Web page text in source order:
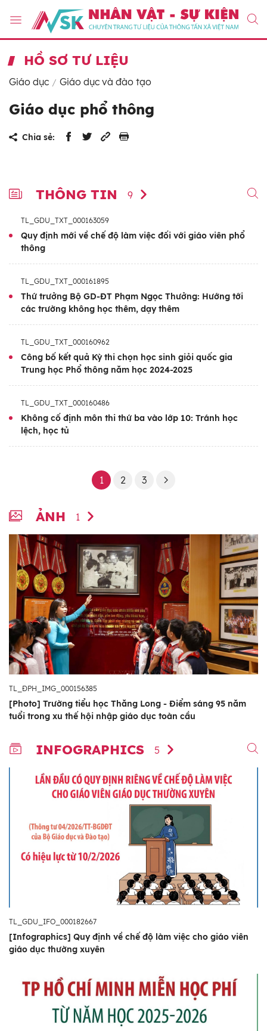
HỒ SƠ TƯ LIỆU
Giáo dục Giáo dục và đào tạo
Giáo dục phổ thông
Chia sẻ:
THÔNG TIN 9
TL_GDU_TXT_000163059
Quy định mới về chế độ làm việc đối với giáo viên phổ
thông
TL_GDU_TXT_000161895
Thứ trưởng Bộ GD-ĐT Phạm Ngọc Thưởng: Hướng tới
các trường không học thêm, dạy thêm
TL_GDU_TXT_000160962
Công bố kết quả Kỳ thi chọn học sinh giỏi quốc gia
Trung học Phổ thông năm học 2024-2025
TL_GDU_TXT_000160486
Không cố định môn thi thứ ba vào lớp 10: Tránh học
lệch, học tủ
1 2 3
ẢNH 1
TL_ĐPH_IMG_000156385
[Photo] Trường tiểu học Thăng Long - Điểm sáng 95 năm
tuổi trong xu thế hội nhập giáo dục toàn cầu
INFOGRAPHICS 5
TL_GDU_IFO_000182667
[Infographics] Quy định về chế độ làm việc cho giáo viên
giáo dục thường xuyên